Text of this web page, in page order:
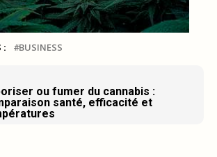
: BUSINESS
ou fumer du cannabis :
santé, efficacité et